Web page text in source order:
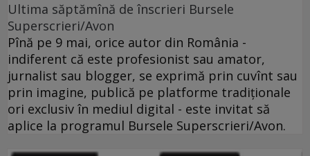
Ultima săptămînă de înscrieri Bursele
Superscrieri/Avon
Pînă pe 9 mai, orice autor din România -
indiferent că este profesionist sau amator,
jurnalist sau blogger, se exprimă prin cuvînt sau
prin imagine, publică pe platforme tradiționale
ori exclusiv în mediul digital - este invitat să
aplice la programul Bursele Superscrieri/Avon.